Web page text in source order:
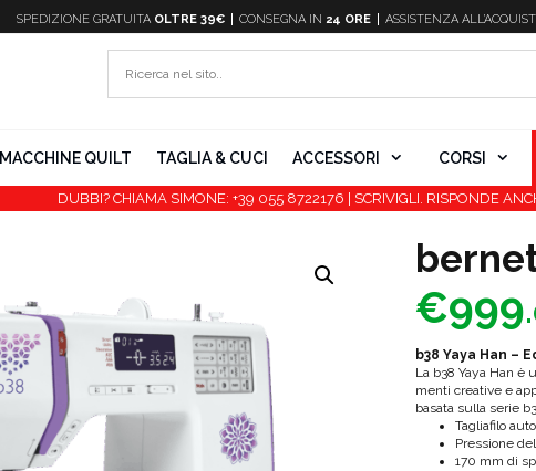
SPEDIZIONE GRATUITA OLTRE 39€ CONSEGNA IN 24 ORE ASSISTENZA
MACCHINE QUILT TAGLIA & CUCI ACCESSORI CORSI
DUBBI? CHIAMA SIMONE: +39 055 8722176 | SCRIVIGLI. RISPONDE
€999
b38 Yaya Han –
La b38 Yaya Han è
menti creative e
basata sulla serie
Tagliafilo
Pressione
170 mm di